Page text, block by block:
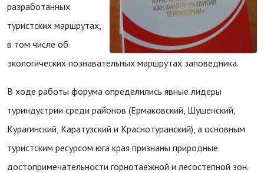
разработанных
туристских маршрутах,
в том числе об
экологических познавательных маршрутах заповедника.
В ходе работы форума определились явные лидеры
туриндустрии среди районов (Ермаковский, Шушенский,
Курагинский, Каратузский и Краснотуранский), а основным
туристским ресурсом юга края признаны природные
достопримечательности горнотаежной и лесостепной зон.